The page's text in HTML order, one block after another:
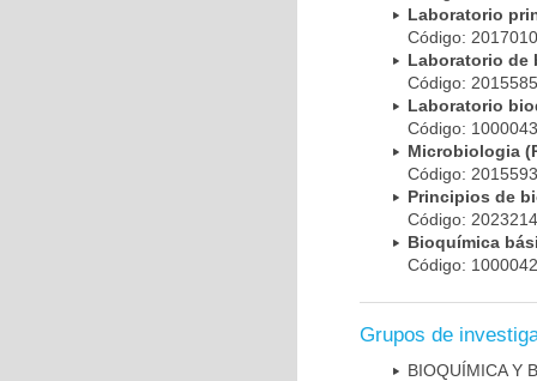
Laboratorio
Código:
Laboratorio de
Código:
Laboratorio
Código:
Microbiologia
Código:
Principios de
Código:
Bioquímica
Código:
Grupos de
BIOQUÍMICA Y